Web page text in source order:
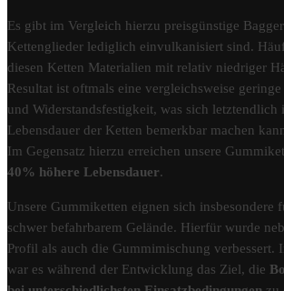
Es gibt im Vergleich hierzu preisgünstige
Kettenglieder lediglich einvulkanisiert sind.
diesen Ketten Materialien mit relativ niedriger
Resultat ist oftmals eine vergleichsweise
und Widerstandsfestigkeit, was sich letztendlich
Lebensdauer der Ketten bemerkbar machen
Im Gegensatz hierzu erreichen unsere
40% höhere Lebensdauer.
Unsere Gummiketten eignen sich insbesondere
schwer befahrbarem Gelände. Hierfür wurde
Profil als auch die Gummimischung verbessert.
war es während der Entwicklung das Ziel, die